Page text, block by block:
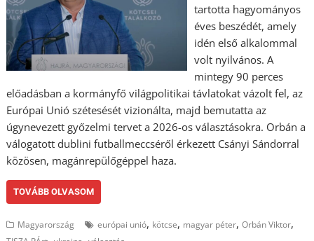
tartotta hagyományos
éves beszédét, amely
idén első alkalommal
volt nyilvános. A
mintegy 90 perces
előadásban a kormányfő világpolitikai távlatokat vázolt fel, az
Európai Unió szétesését vizionálta, majd bemutatta az
úgynevezett győzelmi tervet a 2026-os választásokra. Orbán a
válogatott dublini futballmeccséről érkezett Csányi Sándorral
közösen, magánrepülőgéppel haza.
TOVÁBB OLVASOM
Magyarország európai unió, kötcse, magyar péter,Orbán Viktor,